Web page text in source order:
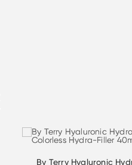
By Terry Hyaluronic